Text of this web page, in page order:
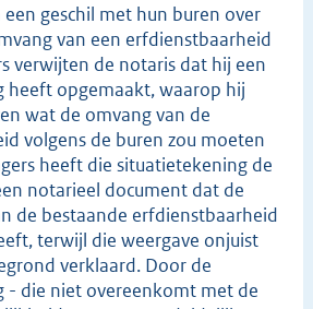
geschil met hun buren over
van een erfdienstbaarheid
verwijten de notaris dat hij een
heeft opgemaakt, waarop hij
wat de omvang van de
volgens de buren zou moeten
heeft die situatietekening de
notarieel document dat de
de bestaande erfdienstbaarheid
terwijl die weergave onjuist
verklaard. Door de
- die niet overeenkomt met de